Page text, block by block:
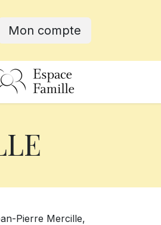
Mon compte
Pierre Mercille,